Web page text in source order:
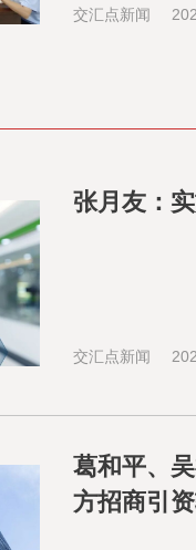
交汇点新闻
张月友：
交汇点新闻
葛和平、
方招商引